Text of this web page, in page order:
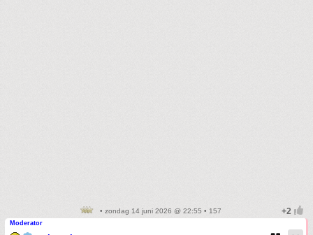
• zondag 14 juni 2026 @ 22:55 • 157
Moderator